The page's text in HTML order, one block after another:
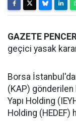
GAZETE
geçici yasak
Borsa
(KAP) gönderilen
Yapı Holding
Holding (HEDEF)